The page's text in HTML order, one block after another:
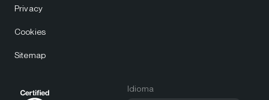
Privacy
Cookies
Sitemap
Idioma